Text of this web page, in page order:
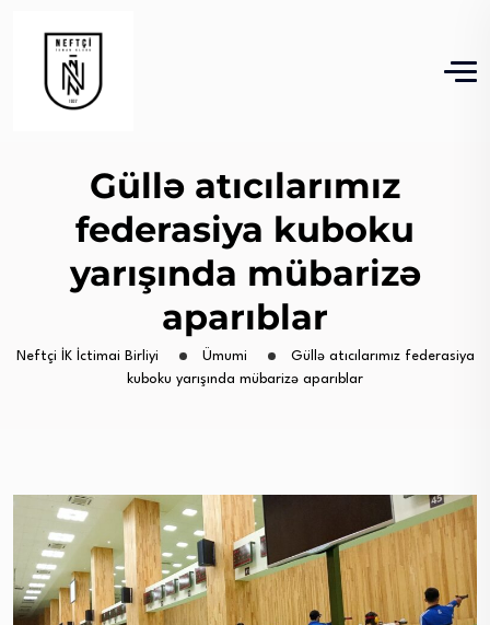
Güllə atıcılarımız
federasiya kuboku
yarışında mübarizə
aparıblar
Neftçi İK İctimai Birliyi Ümumi
Güllə atıcılarımız federasiya
kuboku yarışında mübarizə aparıblar